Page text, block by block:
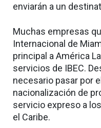
enviarán a un
Muchas empresas
Internacional de
principal a América
servicios de IBEC.
necesario pasar por
nacionalización de
servicio expreso a
el Caribe.